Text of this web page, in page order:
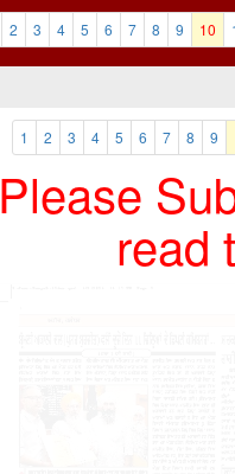
2 3 4 5 6 7 8 9 10
1 2 3 4 5 6 7 8 9
Please
read